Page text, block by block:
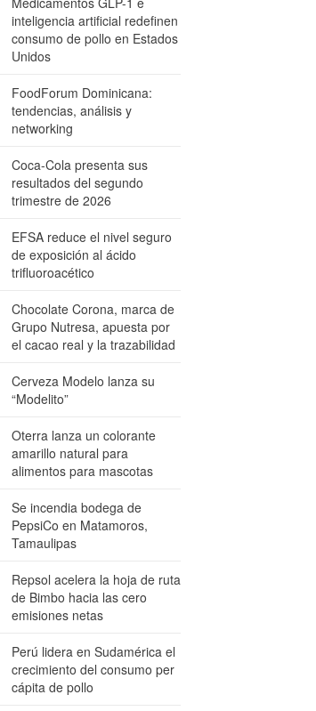
inteligencia artificial redefinen
consumo de pollo en Estados
Unidos
FoodForum Dominicana:
tendencias, análisis y
networking
Coca-Cola presenta sus
resultados del segundo
trimestre de 2026
EFSA reduce el nivel seguro
de exposición al ácido
trifluoroacético
Chocolate Corona, marca de
Grupo Nutresa, apuesta por
el cacao real y la trazabilidad
Cerveza Modelo lanza su
“Modelito”
Oterra lanza un colorante
amarillo natural para
alimentos para mascotas
Se incendia bodega de
PepsiCo en Matamoros,
Tamaulipas
Repsol acelera la hoja de ruta
de Bimbo hacia las cero
emisiones netas
Perú lidera en Sudamérica el
crecimiento del consumo per
cápita de pollo